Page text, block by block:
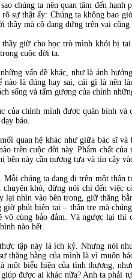
chúng ta nên quan tâm đến
sự thật ấy: Chúng ta không bao
thầy mà cô đang đứng trên vai
giữ cho học trò mình khỏi bị
cuộc đời ta.
vấn đề khác, như là ảnh
nào là đúng hay sai, cái gì là nên
sống và tấm gương của chính
của chính mình được quân bình
bảo.
quan hệ khác như giữa bác sĩ
trên cuộc đời này. Phẩm chất
này cần nương tựa và tin cậy
chúng ta đang đi trên một
khó, đừng nói chi đến việc
lại nhìn vào bên trong, giữ thăng
giờ phút hiện tại – thân tre mà
vô cùng bảo đảm. Và ngược lại
nào hết.
tập này là ích kỷ. Nhưng nói
thăng bằng của mình là vì muốn
một biểu hiện của tình thương,
được ai khác nữa? Anh ta